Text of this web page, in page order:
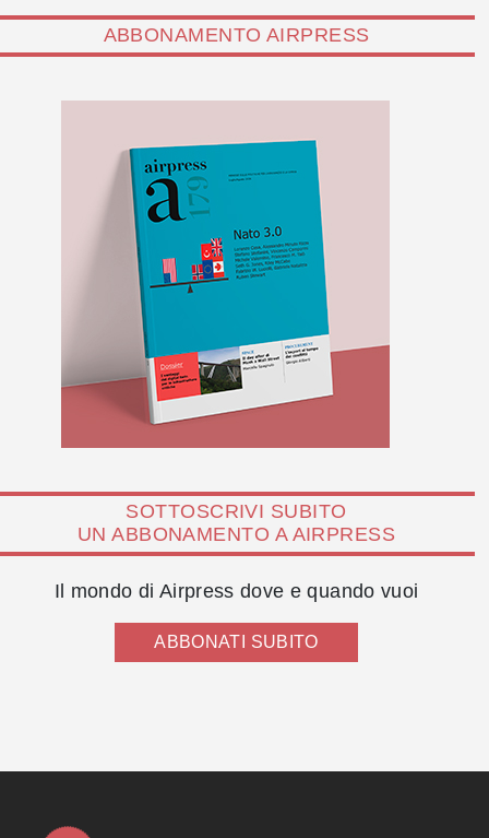
ABBONAMENTO AIRPRESS
SOTTOSCRIVI SUBITO
UN ABBONAMENTO A AIRPRESS
Il mondo di Airpress dove e quando vuoi
ABBONATI SUBITO